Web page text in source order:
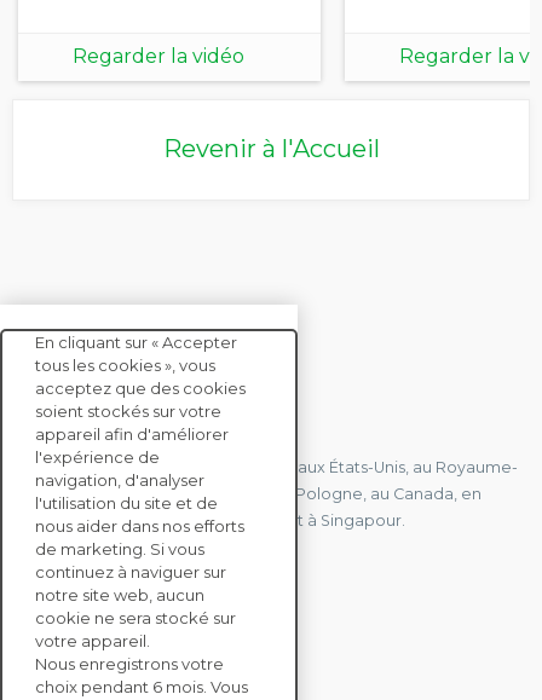
Regarder la vidéo Regarder la
Revenir à l'Accueil
CONTACTEZ-NOUS
Nous avons des bureaux en France, aux États-Unis, au Royaume-
Uni, à Hong Kong, à l'île Maurice, en Pologne, au Canada, en
Allemagne, au Japon, en Espagne et à Singapour.
CONTACTEZ-NOUS
SOLUTIONS
En cliquant sur « Accepter
tous les cookies », vous
acceptez que des cookies
soient stockés sur votre
appareil afin d'améliorer
l'expérience de
navigation, d'analyser
l'utilisation du site et de
nous aider dans nos efforts
de marketing. Si vous
continuez à naviguer sur
notre site web, aucun
cookie ne sera stocké sur
votre appareil.
Nous enregistrons votre
choix pendant 6 mois. Vous